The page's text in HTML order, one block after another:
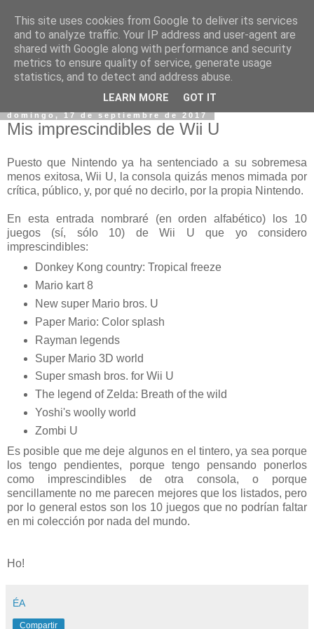
domingo, 17 de septiembre de 2017
Mis imprescindibles de Wii U
Puesto que Nintendo ya ha sentenciado a su sobremesa
menos exitosa, Wii U, la consola quizás menos mimada por
crítica, público, y, por qué no decirlo, por la propia Nintendo.
En esta entrada nombraré (en orden alfabético) los 10
juegos (sí, sólo 10) de Wii U que yo considero
imprescindibles:
Donkey Kong country: Tropical freeze
Mario kart 8
New super Mario bros. U
Paper Mario: Color splash
Rayman legends
Super Mario 3D world
Super smash bros. for Wii U
The legend of Zelda: Breath of the wild
Yoshi's woolly world
Zombi U
Es posible que me deje algunos en el tintero, ya sea porque
los tengo pendientes, porque tengo pensando ponerlos
como imprescindibles de otra consola, o porque
sencillamente no me parecen mejores que los listados, pero
por lo general estos son los 10 juegos que no podrían faltar
en mi colección por nada del mundo.
Ho!
ÉA
Compartir
This site uses cookies from Google to deliver its services
and to analyze traffic. Your IP address and user-agent are
shared with Google along with performance and security
metrics to ensure quality of service, generate usage
statistics, and to detect and address abuse.
LEARN MORE GOT IT